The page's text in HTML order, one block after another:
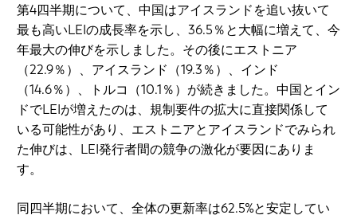
第4四半期について、中国はアイスランドを追い抜いて
最も高いLEIの成長率を示し、36.5％と大幅に増えて、今
年最大の伸びを示しました。その後にエストニア
（22.9％）、アイスランド（19.3％）、インド
（14.6％）、トルコ（10.1％）が続きました。中国とイン
ドでLEIが増えたのは、規制要件の拡大に直接関係して
いる可能性があり、エストニアとアイスランドでみられ
た伸びは、LEI発行者間の競争の激化が要因にありま
す。
同四半期において、全体の更新率は62.5%と安定してい